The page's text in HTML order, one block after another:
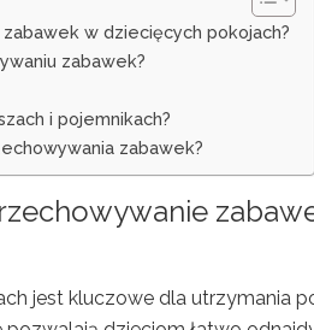
w dziecięcych pokojach?
zabawek?
i pojemnikach?
zabawek?
jest kluczowe dla utrzymania